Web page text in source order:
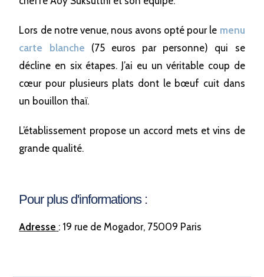
Lors de notre venue, nous avons opté pour le menu
carte blanche (75 euros par personne) qui se
décline en six étapes. J’ai eu un véritable coup de
cœur pour plusieurs plats dont le bœuf cuit dans
un bouillon thaï.
L’établissement propose un accord mets et vins de
grande qualité.
Pour plus d'informations :
Adresse : 19 rue de Mogador, 75009 Paris